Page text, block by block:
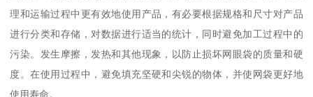
理和运输过程中更有效地使用产品，有必要根据规格和尺寸对产品
进行分类和存储，对数据进行适当的统计，同时避免加工过程中的
污染。发生摩擦，发热和其他现象，以防止损坏网眼袋的质量和硬
度。在使用过程中，避免填充坚硬和尖锐的物体，并使网袋更好地
使用寿命。